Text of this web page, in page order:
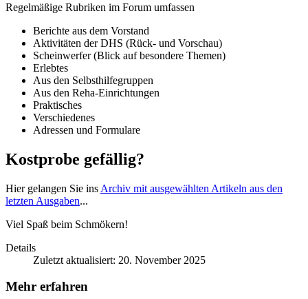
Regelmäßige Rubriken im Forum umfassen
Berichte aus dem Vorstand
Aktivitäten der DHS (Rück- und Vorschau)
Scheinwerfer (Blick auf besondere Themen)
Erlebtes
Aus den Selbsthilfegruppen
Aus den Reha-Einrichtungen
Praktisches
Verschiedenes
Adressen und Formulare
Kostprobe gefällig?
Hier gelangen Sie ins Archiv mit ausgewählten Artikeln aus den
letzten Ausgaben...
Viel Spaß beim Schmökern!
Details
Zuletzt aktualisiert: 20. November 2025
Mehr erfahren